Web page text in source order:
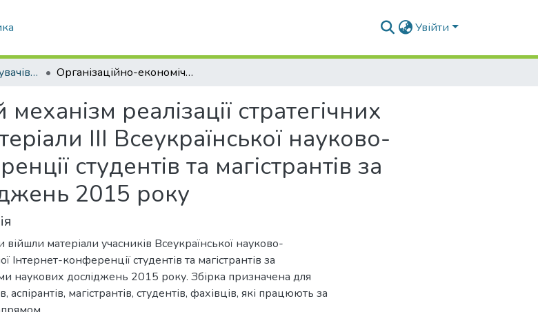
Увійти
Конференції здобувачів та молодих вчених Організаційно-економічний механізм реалізації стратегічних напрямів розвитку АПК: матеріали ІІІ Всеукраїнської науково-практичної Інтернет-конференції студентів та магістрантів за підсумками наукових досліджень 2015 року
реалізації стратегічних
ІІІ Всеукраїнської науково-
студентів та магістрантів за
2015 року
війшли матеріали учасників Всеукраїнської науково-
Інтернет-конференції студентів та магістрантів за
наукових досліджень 2015 року. Збірка призначена для
аспірантів, магістрантів, студентів, фахівців, які працюють за